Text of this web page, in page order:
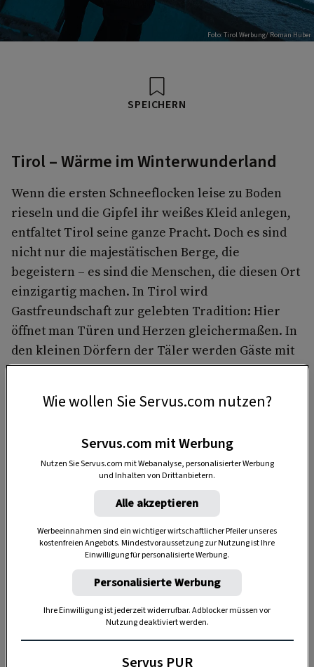
Foto: Tirol Werbung/ Roman Huber
SPEICHERN
Tirol – Wärme im Winterwunderland
Wenn die ersten Schneeflocken leise zu Boden
rieseln und die Gipfel ihr weißes Kleid anlegen,
entfaltet Tirol seine ganze Pracht. Doch es sind
nicht nur die majestätischen Berge, die
begeistern – es sind die Menschen, die diesen Ort
einzigartig machen. In Tirol wird
Gastfreundschaft zur gelebten Tradition: Hier
öffnet man Türen und Herzen gleichermaßen. In
den kleinen Dörfern der Täler werden Gäste mit
einer Herzlichkeit empfangen, die sich anfühlt
lange bleibt, auch wenn der Urlaub vorbei ist.
Stille erleben und die Natur genießen
Still und friedlich präsentiert sich die
verschneite Tiroler Bergwelt – beeindruckend
und wohltuend zugleich. In den komfortabel
erreichbarenWinterwanderregionen
kann man
dieses Erlebnis fernab der Skipisten und
Ferienorte erleben und die stille Schönheit der
Natur in vollen Zügen genießen. Ein Höhepunkt
sind die Wandertage im ersten Winterwanderdorf
Wie wollen Sie Servus.com nutzen?
Servus.com mit Werbung
Nutzen Sie Servus.com mit Webanalyse, personalisierter Werbung
und Inhalten von Drittanbietern.
Alle akzeptieren
Werbeeinnahmen sind ein wichtiger wirtschaftlicher Pfeiler unseres
kostenfreien Angebots. Mindestvoraussetzung zur Nutzung ist Ihre
Einwilligung für personalisierte Werbung.
Personalisierte Werbung
Ihre Einwilligung ist jederzeit widerrufbar. Adblocker müssen vor
Nutzung deaktiviert werden.
Servus PUR